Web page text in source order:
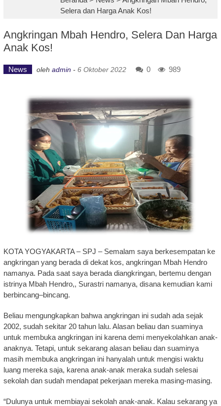
Selera dan Harga Anak Kos!
Angkringan Mbah Hendro, Selera Dan Harga
Anak Kos!
News oleh admin - 6 Oktober 2022 0 989
KOTA YOGYAKARTA – SPJ – Semalam saya berkesempatan ke
angkringan yang berada di dekat kos, angkringan Mbah Hendro
namanya. Pada saat saya berada diangkringan, bertemu dengan
istrinya Mbah Hendro,, Surastri namanya, disana kemudian kami
berbincang–bincang.
Beliau mengungkapkan bahwa angkringan ini sudah ada sejak
2002, sudah sekitar 20 tahun lalu. Alasan beliau dan suaminya
untuk membuka angkringan ini karena demi menyekolahkan anak-
anaknya. Tetapi, untuk sekarang alasan beliau dan suaminya
masih membuka angkringan ini hanyalah untuk mengisi waktu
luang mereka saja, karena anak-anak meraka sudah selesai
sekolah dan sudah mendapat pekerjaan mereka masing-masing.
“Dulunya untuk membiayai sekolah anak-anak. Kalau sekarang ya